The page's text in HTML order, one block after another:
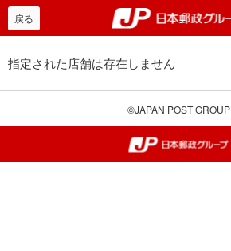
戻る
指定された店舗は存在しません
©JAPAN POST GROUP